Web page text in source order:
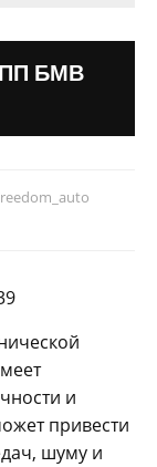
БМВ
и
привести
шуму и